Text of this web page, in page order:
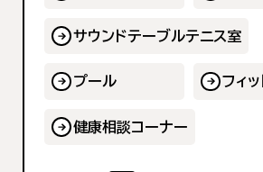
サウンドテーブルテニス室
プール フィ
健康相談コーナー